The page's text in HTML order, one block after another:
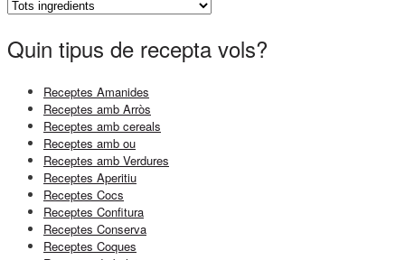
Quin tipus de recepta vols?
Receptes Amanides
Receptes amb Arròs
Receptes amb cereals
Receptes amb ou
Receptes amb Verdures
Receptes Aperitiu
Receptes Cocs
Receptes Confitura
Receptes Conserva
Receptes Coques